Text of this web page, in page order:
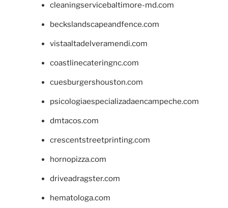
cleaningservicebaltimore-md.com
beckslandscapeandfence.com
vistaaltadelveramendi.com
coastlinecateringnc.com
cuesburgershouston.com
psicologiaespecializadaencampeche.com
dmtacos.com
crescentstreetprinting.com
hornopizza.com
driveadragster.com
hematologa.com